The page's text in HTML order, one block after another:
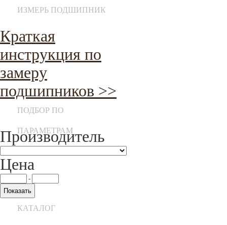
ИЗМЕРЬ ПОДШИПНИК
Краткая
инструкция по
замеру
подшипников >>
ПОДБОР ПО
ПАРАМЕТРАМ
Производитель
Цена
-
КАТАЛОГ